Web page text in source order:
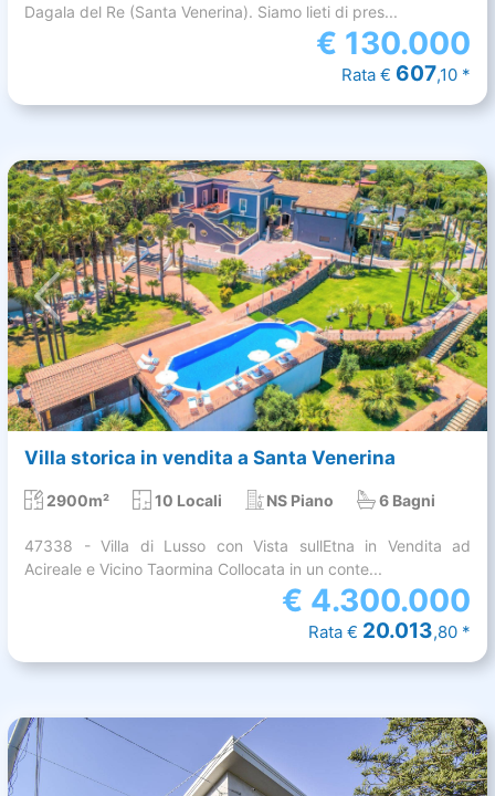
Dagala del Re (Santa Venerina). Siamo lieti di pres...
€ 130.000
Rata € 607,10 *
Villa storica in vendita a Santa Venerina
2900m² 10 Locali NS Piano 6 Bagni
47338 - Villa di Lusso con Vista sullEtna in Vendita ad
Acireale e Vicino Taormina Collocata in un conte...
€ 4.300.000
Rata € 20.013,80 *